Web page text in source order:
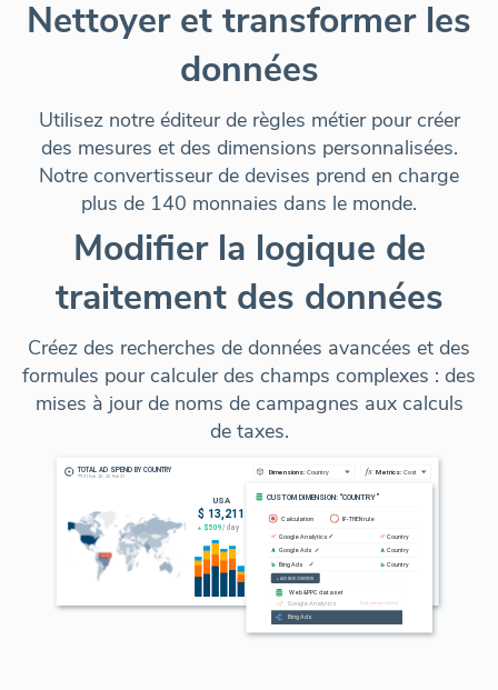
Nettoyer et transformer les
données
Utilisez notre éditeur de règles métier pour créer
des mesures et des dimensions personnalisées.
Notre convertisseur de devises prend en charge
plus de 140 monnaies dans le monde.
Modifier la logique de
traitement des données
Créez des recherches de données avancées et des
formules pour calculer des champs complexes : des
mises à jour de noms de campagnes aux calculs
de taxes.